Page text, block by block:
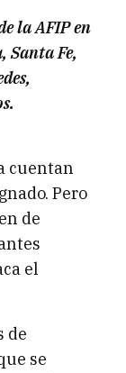
la AFIP en
Santa Fe,
cuentan
Pero
de
el
de
se